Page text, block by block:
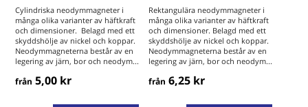
Cylindriska neodymmagneter i
många olika varianter av häftkraft
och dimensioner. Belagd med ett
skyddshölje av nickel och koppar.
Neodymmagneterna består av en
legering av järn, bor och neodym...
från 5,00 kr
Rektangulära neodymmagneter i
många olika varianter av häftkraft
och dimensioner. Belagd med ett
skyddshölje av nickel och koppar.
Neodymmagneterna består av en
legering av järn, bor och neodym...
från 6,25 kr